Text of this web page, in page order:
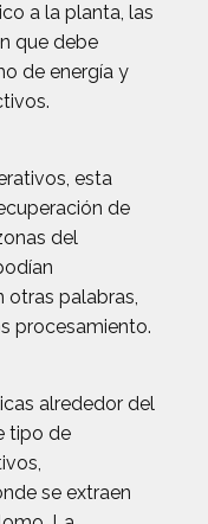
a la planta, las
que debe
de energía y
esta
de
del
otras palabras,
procesamiento.
alrededor del
tipo de
se extraen